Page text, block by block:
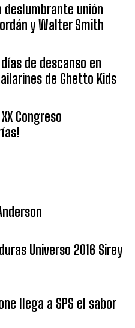
deslumbrante unión
y Walter Smith
de descanso en
de Ghetto Kids
Congreso
Universo 2016 Sirey
llega a SPS el sabor